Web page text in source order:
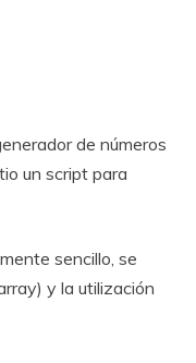
de números
un script para
sencillo, se
y la utilización